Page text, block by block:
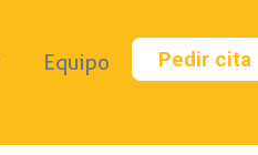
Equipo Pedir cita